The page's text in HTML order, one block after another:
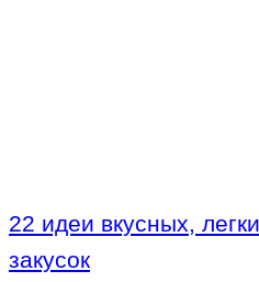
22 идеи вкусных,
закусок